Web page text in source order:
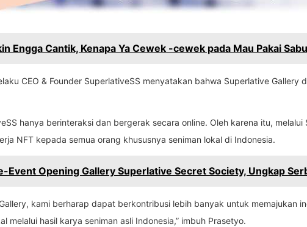
Engga Cantik, Kenapa Ya Cewek -cewek pada Mau Pakai
CEO & Founder SuperlativeSS menyatakan bahwa Superlative
hanya berinteraksi dan bergerak secara online. Oleh karena itu,
NFT kepada semua orang khususnya seniman lokal di Indonesia.
Event Opening Gallery Superlative Secret Society, Ungkap
kami berharap dapat berkontribusi lebih banyak untuk
melalui hasil karya seniman asli Indonesia,” imbuh Prasetyo.